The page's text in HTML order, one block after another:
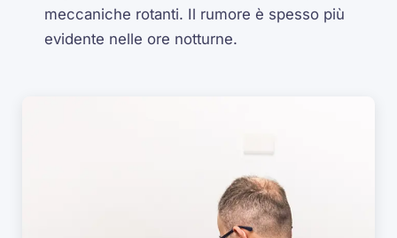
meccaniche rotanti. Il rumore è spesso più
evidente nelle ore notturne.